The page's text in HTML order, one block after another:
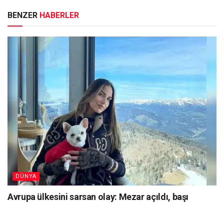
BENZER HABERLER
DÜNYA
Avrupa ülkesini sarsan olay: Mezar açıldı, başı